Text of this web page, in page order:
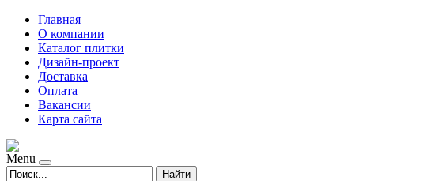
Главная
О компании
Каталог плитки
Дизайн-проект
Доставка
Оплата
Вакансии
Карта сайта
Menu
Найти